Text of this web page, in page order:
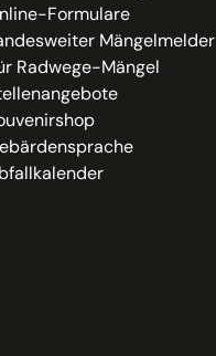
Formulare
Mängelmelder
Radwege-Mängel